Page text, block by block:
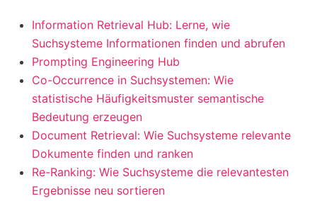
Information Retrieval Hub: Lerne, wie
Suchsysteme Informationen finden und abrufen
Prompting Engineering Hub
Co-Occurrence in Suchsystemen: Wie
statistische Häufigkeitsmuster semantische
Bedeutung erzeugen
Document Retrieval: Wie Suchsysteme relevante
Dokumente finden und ranken
Re-Ranking: Wie Suchsysteme die relevantesten
Ergebnisse neu sortieren